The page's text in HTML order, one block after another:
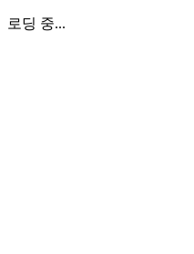
로딩 중...